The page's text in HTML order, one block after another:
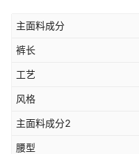
主面料成分
裤长
工艺
风格
主面料成分2
腰型